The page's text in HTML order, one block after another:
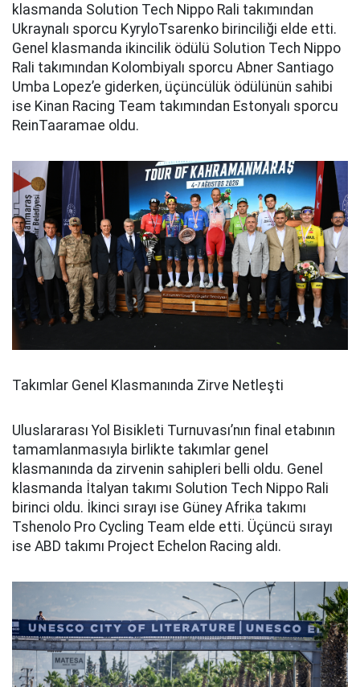
klasmanda Solution Tech Nippo Rali takımından
Ukraynalı sporcu KyryloTsarenko birinciliği elde etti.
Genel klasmanda ikincilik ödülü Solution Tech Nippo
Rali takımından Kolombiyalı sporcu Abner Santiago
Umba Lopez’e giderken, üçüncülük ödülünün sahibi
ise Kinan Racing Team takımından Estonyalı sporcu
ReinTaaramae oldu.
Takımlar Genel Klasmanında Zirve Netleşti
Uluslararası Yol Bisikleti Turnuvası’nın final etabının
tamamlanmasıyla birlikte takımlar genel
klasmanında da zirvenin sahipleri belli oldu. Genel
klasmanda İtalyan takımı Solution Tech Nippo Rali
birinci oldu. İkinci sırayı ise Güney Afrika takımı
Tshenolo Pro Cycling Team elde etti. Üçüncü sırayı
ise ABD takımı Project Echelon Racing aldı.